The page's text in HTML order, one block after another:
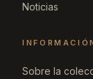
Noticias
Sobre la